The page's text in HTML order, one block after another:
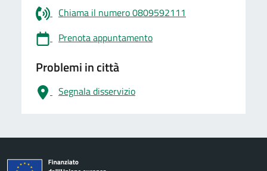
Chiama il numero 0809592111
Prenota appuntamento
Problemi in città
Segnala disservizio
logo Unione Europea